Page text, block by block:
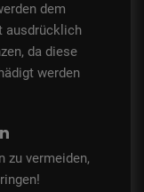
dem
ausdrücklich
da diese
werden
zu vermeiden,